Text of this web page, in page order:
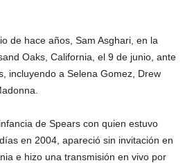
de hace años, Sam Asghari, en la
Oaks, California, el 9 de junio, ante
incluyendo a Selena Gomez, Drew
de Spears con quien estuvo
en 2004, apareció sin invitación en
e hizo una transmisión en vivo por